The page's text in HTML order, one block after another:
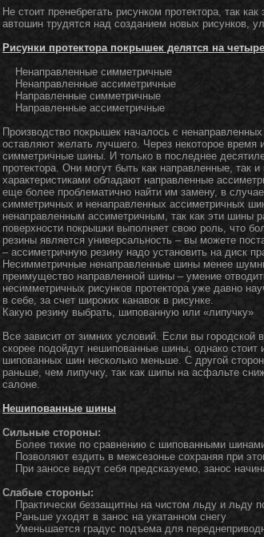
Не стоит пренебрегать рисунком протектора, так
автошин трудятся над созданием новых рисунков,
Рисунки протектора покрышек делятся на
Ненаправленные симметричные
Ненаправленные ассиметричные
Направленные симметричные
Направленные ассиметричные
Производство покрышек началось с
оставляют желать лучшего. Через некоторое
симметричные шины. И только в последнее
протектора. Они могут быть как направленные, так
характеристиками обладают направленные
еще более проблематично найти им замену, в
симметричных и ненаправленных ассиметричных
ненаправленным ассиметричным, так как эти шины
поверхности покрышки выполняет свою роль, что
резины является универсальность – вы можете
– ассиметричную резину надо установить на диск
Несимметричные ненаправленные шины менее
преимущество направленной шины – умение
несимметричных рисунков протектора уже давно
в себе, за счет широких канавок в рисунке.
Какую резину выбрать, шипованную или «липучку»
Все зависит от зимних условий. Если вы
скорее подойдут нешипованные шины, однако
шипованных шин несколько меньше. С другой
раньше, чем липучку, так как шипы на асфальте
салоне.
Нешипованные шины
Сильные стороны:
Более тихие по сравнению с шипованными
Позволяют ездить в межсезонье сохраняя при
При заносе ведут себя предсказуемо, занос
Слабые стороны:
Практически беззащитны на чистом льду и льду
Раньше уходят в занос на укатанном снегу
Уменьшается градус подъема для